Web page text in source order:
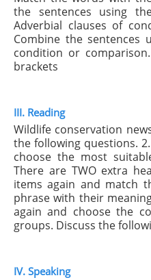
the sentences using
Adverbial clauses of
Combine the sentences
condition or
brackets
III. Reading
Wildlife conservation
the following questions.
choose the most
There are TWO extra
items again and match
phrase with their
again and choose the
groups. Discuss the
IV. Speaking